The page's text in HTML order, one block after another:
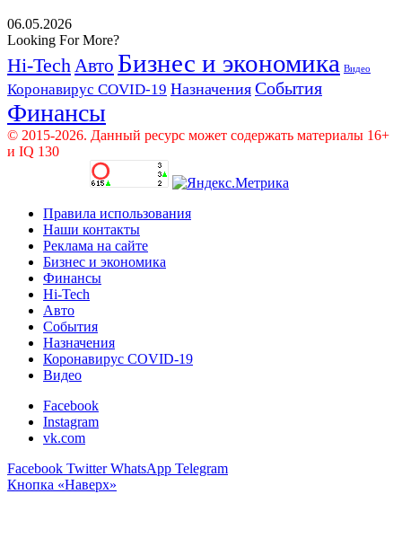
06.05.2026
Looking For More?
Hi-TechАвто Бизнес и экономика Видео
Коронавирус COVID-19 Назначения События
Финансы
© 2015-2026. Данный ресурс может содержать материалы 16+
и IQ 130
Правила использования
Наши контакты
Реклама на сайте
Бизнес и экономика
Финансы
Hi-Tech
Авто
События
Назначения
Коронавирус COVID-19
Видео
Facebook
Instagram
vk.com
Facebook Twitter WhatsApp Telegram
Кнопка «Наверх»